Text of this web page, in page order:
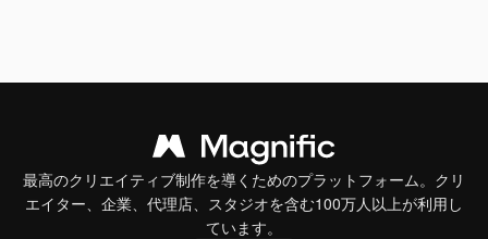
最高のクリエイティブ制作を導くためのプラットフォーム。クリ
エイター、企業、代理店、スタジオを含む100万人以上が利用し
ています。